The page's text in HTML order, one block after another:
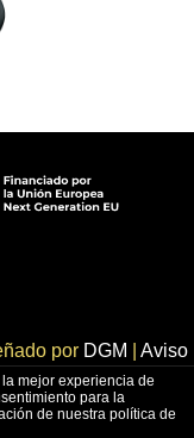
por DGM
Aviso
de cookies
mejor experiencia de
para la
de nuestra política de